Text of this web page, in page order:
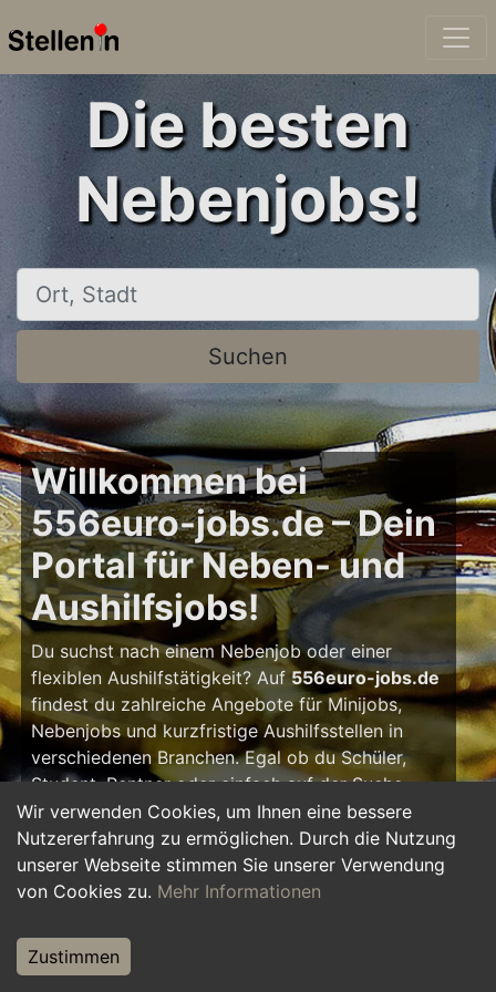
Wir verwenden Cookies, um Ihnen eine bessere
Nutzererfahrung zu ermöglichen. Durch die Nutzung
unserer Webseite stimmen Sie unserer Verwendung
von Cookies zu. Mehr Informationen
Zustimmen
Die besten
Nebenjobs!
Ort, Stadt
Suchen
Willkommen bei
556euro-jobs.de – Dein
Portal für Neben- und
Aushilfsjobs!
Du suchst nach einem Nebenjob oder einer
flexiblen Aushilfstätigkeit? Auf556euro-jobs.de
findest du zahlreiche Angebote für Minijobs,
Nebenjobs und kurzfristige Aushilfsstellen in
verschiedenen Branchen. Egal ob du Schüler,
Student, Rentner oder einfach auf der Suche
nach einem kleinen Zusatzverdienst bist – hier
findest du die passende Tätigkeit, die zu deinem
Zeitplan passt.
Ein Nebenjob oder Aushilfsjob bietet viele